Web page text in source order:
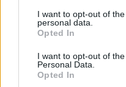
I want to opt-out of
personal data.
Opted In
I want to opt-out of
Personal Data.
Opted In